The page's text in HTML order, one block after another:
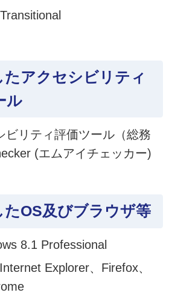
たアクセシビリティ
ル
ビリティ評価ツール（総務
(エムアイチェッカー)
たOS及びブラウザ等
8.1 Professional
Explorer、Firefox、